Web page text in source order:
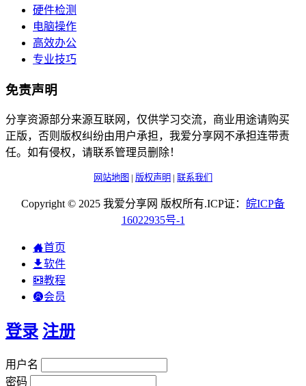
硬件检测
电脑操作
高效办公
专业技巧
免责声明
分享资源部分来源互联网，仅供学习交流，商业用途请购买
正版，否则版权纠纷由用户承担，我爱分享网不承担连带责
任。如有侵权，请联系管理员删除！
网站地图 | 版权声明 | 联系我们
Copyright © 2025 我爱分享网 版权所有.ICP证： 皖ICP备
16022935号-1
首页
软件
教程
会员
登录 注册
用户名
密码